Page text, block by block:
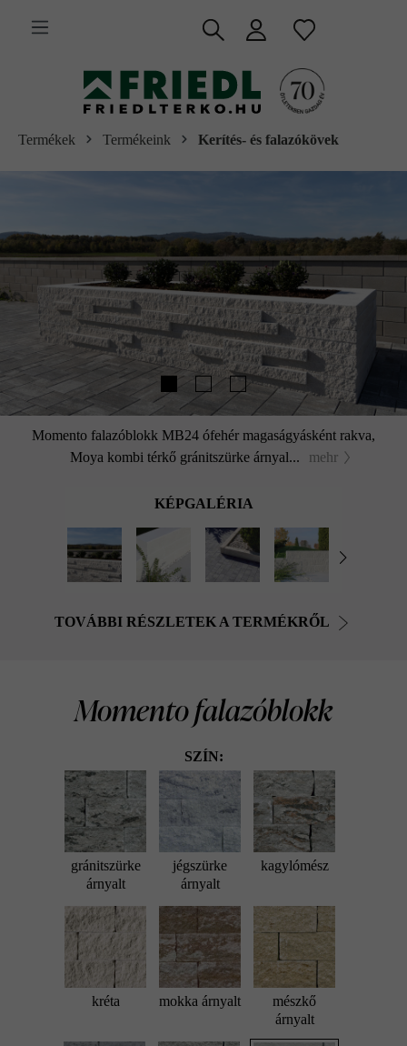
tartalomra
Termékek Termékeink Kerítés- és falazókövek
Momento falazóblokk MB24 ófehér magaságyásként rakva,
Moya kombi térkő gránitszürke árnyal...
mehr
KÉPGALÉRIA
TOVÁBBI RÉSZLETEK A TERMÉKRŐL
Momento falazóblokk
SZÍN:
gránitszürke
árnyalt
jégszürke
árnyalt
kagylómész
kréta mokka árnyalt
mészkő
árnyalt